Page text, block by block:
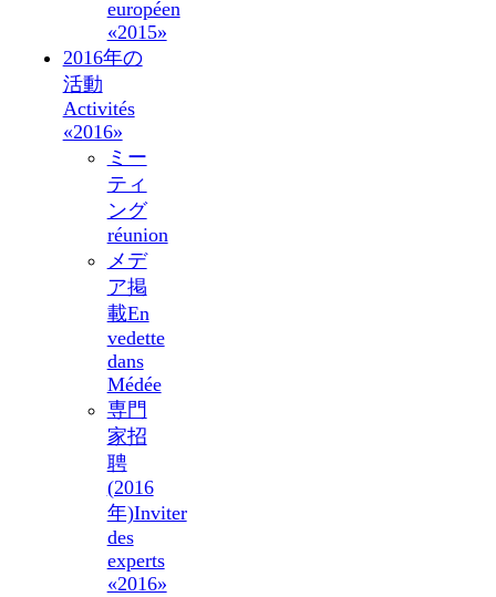
européen
«2015»
2016年の
活動
Activités
«2016»
ミー
ティ
ング
réunion
メデ
ア掲
載En
vedette
dans
Médée
専門
家招
聘
(2016
年)Inviter
des
experts
«2016»